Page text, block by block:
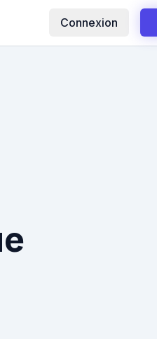
Connexion